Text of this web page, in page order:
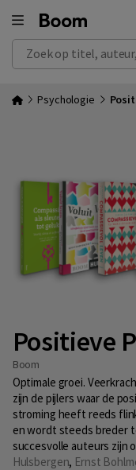
Zoek op titel, auteur,
Psychologie
Positieve
Boom
Optimale groei.
zijn de pijlers waar de
stroming heeft reeds
en wordt steeds breder
succesvolle auteurs zijn
Hulsbergen, Ernst